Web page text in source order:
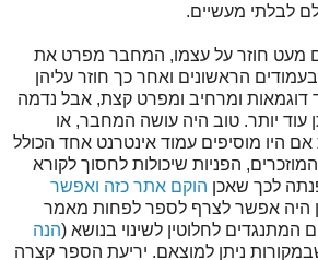
לבלתי מעשיים.
מעט חוזר על עצמו, המחבר מפרט את
הראשונים ואחר כך חוזר עליהן
דוגמאות ומרחיב ומפרט קצת, אבל נדמה
יותר. טוב היה עושה המחבר, או
אם היו מוסיפים עמוד אינטרנט אחד הכולל
הפניות שיכולות לחסוך לקורא
לכך שאכן הוקם אתר כזה ואפשר
היה אפשר לצרף לספר לפחות מאמר
לחלוטין לשינוי בנושא (הנה
ניתן למוצאם. יריעת הספר קצרה